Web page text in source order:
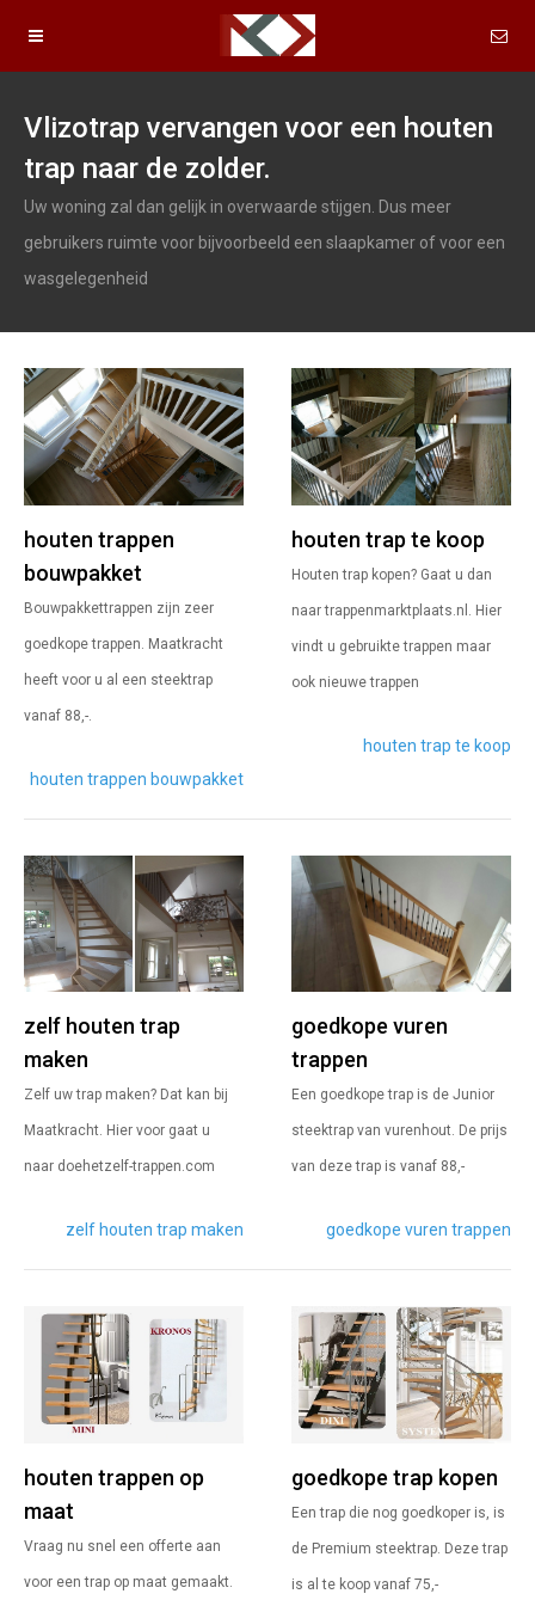
Vlizotrap vervangen voor een houten
trap naar de zolder.
Uw woning zal dan gelijk in overwaarde stijgen. Dus meer
gebruikers ruimte voor bijvoorbeeld een slaapkamer of voor een
wasgelegenheid
houten trappen
bouwpakket
Bouwpakkettrappen zijn zeer
goedkope trappen. Maatkracht
heeft voor u al een steektrap
vanaf 88,-.
houten trappen bouwpakket
houten trap te koop
Houten trap kopen? Gaat u dan
naar trappenmarktplaats.nl. Hier
vindt u gebruikte trappen maar
ook nieuwe trappen
houten trap te koop
zelf houten trap
maken
Zelf uw trap maken? Dat kan bij
Maatkracht. Hier voor gaat u
naar doehetzelf-trappen.com
zelf houten trap maken
goedkope vuren
trappen
Een goedkope trap is de Junior
steektrap van vurenhout. De prijs
van deze trap is vanaf 88,-
goedkope vuren trappen
houten trappen op
maat
Vraag nu snel een offerte aan
voor een trap op maat gemaakt.
goedkope trap kopen
Een trap die nog goedkoper is, is
de Premium steektrap. Deze trap
is al te koop vanaf 75,-